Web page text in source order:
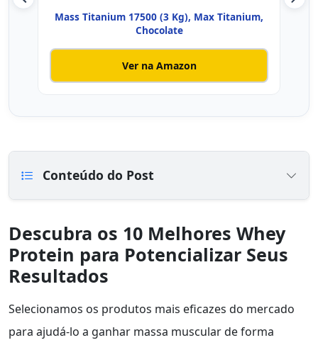
Mass Titanium 17500 (3 Kg), Max Titanium,
Chocolate
Ver na Amazon
Conteúdo do Post
Descubra os 10 Melhores Whey
Protein para Potencializar Seus
Resultados
Selecionamos os produtos mais eficazes do mercado
para ajudá-lo a ganhar massa muscular de forma